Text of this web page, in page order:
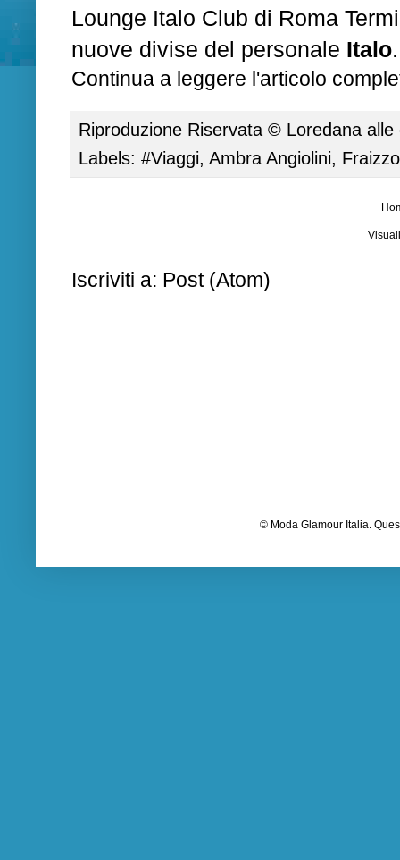
Lounge Italo Club di Roma
nuove divise del personale Italo.
Continua a leggere l'articolo
Riproduzione Riservata © Loredana
Labels: #Viaggi, Ambra Angiolini,
Iscriviti a: Post (Atom)
© Moda Glamour Italia.